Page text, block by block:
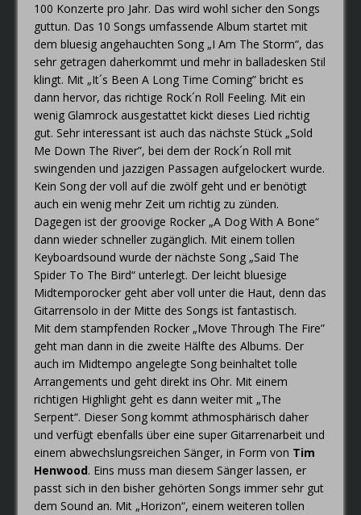
100 Konzerte pro Jahr. Das wird wohl sicher den Songs
guttun. Das 10 Songs umfassende Album startet mit
dem bluesig angehauchten Song „I Am The Storm“, das
sehr getragen daherkommt und mehr in balladesken Stil
klingt. Mit „It´s Been A Long Time Coming” bricht es
dann hervor, das richtige Rock´n Roll Feeling. Mit ein
wenig Glamrock ausgestattet kickt dieses Lied richtig
gut. Sehr interessant ist auch das nächste Stück „Sold
Me Down The River”, bei dem der Rock´n Roll mit
swingenden und jazzigen Passagen aufgelockert wurde.
Kein Song der voll auf die zwölf geht und er benötigt
auch ein wenig mehr Zeit um richtig zu zünden.
Dagegen ist der groovige Rocker „A Dog With A Bone“
dann wieder schneller zugänglich. Mit einem tollen
Keyboardsound wurde der nächste Song „Said The
Spider To The Bird“ unterlegt. Der leicht bluesige
Midtemporocker geht aber voll unter die Haut, denn das
Gitarrensolo in der Mitte des Songs ist fantastisch.
Mit dem stampfenden Rocker „Move Through The Fire”
geht man dann in die zweite Hälfte des Albums. Der
auch im Midtempo angelegte Song beinhaltet tolle
Arrangements und geht direkt ins Ohr. Mit einem
richtigen Highlight geht es dann weiter mit „The
Serpent“. Dieser Song kommt athmosphärisch daher
und verfügt ebenfalls über eine super Gitarrenarbeit und
einem abwechslungsreichen Sänger, in Form von Tim
Henwood. Eins muss man diesem Sänger lassen, er
passt sich in den bisher gehörten Songs immer sehr gut
dem Sound an. Mit „Horizon“, einem weiteren tollen